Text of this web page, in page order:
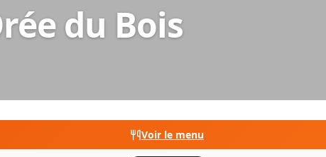
du Bois
Voir le menu